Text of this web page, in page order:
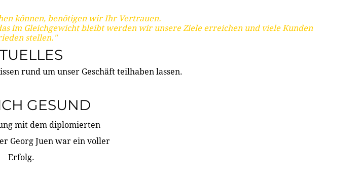
können, benötigen wir Ihr Vertrauen.
im Gleichgewicht bleibt werden wir unsere Ziele erreichen und viele Kunden
stellen."
rund um unser Geschäft teilhaben lassen.
GESUND
mit dem diplomierten
Georg Juen war ein voller
Erfolg.